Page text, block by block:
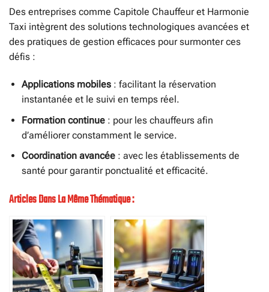
Des entreprises comme Capitole Chauffeur et Harmonie
Taxi intègrent des solutions technologiques avancées et
des pratiques de gestion efficaces pour surmonter ces
défis :
Applications mobiles: facilitant la réservation
instantanée et le suivi en temps réel.
Formation continue: pour les chauffeurs afin
d’améliorer constamment le service.
Coordination avancée: avec les établissements de
santé pour garantir ponctualité et efficacité.
Articles Dans La Même Thématique :